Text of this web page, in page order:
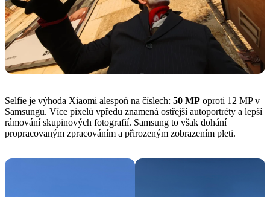
Selfie je výhoda Xiaomi alespoň na číslech: 50 MP oproti 12 MP v
Samsungu. Více pixelů vpředu znamená ostřejší autoportréty a lepší
rámování skupinových fotografií. Samsung to však dohání
propracovaným zpracováním a přirozeným zobrazením pleti.